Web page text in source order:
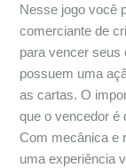
Nesse jogo você
comerciante de
para vencer seus
possuem uma
as cartas. O
que o vencedor é
Com mecânica e
uma experiência